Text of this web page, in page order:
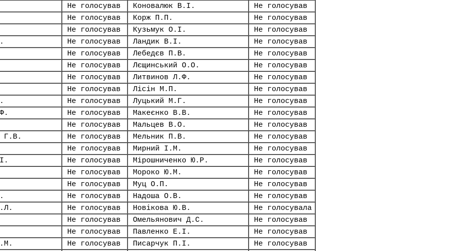
Не голосував Коновалюк В.І.
Не голосував
Не голосував Корж П.П.
Не голосував
Не голосував Кузьмук О.І.
Не голосував
Не голосував Ландик В.І.
Не голосував
Не голосував Лебедєв П.В.
Не голосував
Не голосував Лєщинський О.О.
Не голосував
Не голосував Литвинов Л.Ф.
Не голосував
Не голосував Лісін М.П.
Не голосував
Не голосував Луцький М.Г.
Не голосував
Не голосував Макеєнко В.В.
Не голосував
Не голосував Мальцев В.О.
Не голосував
Г.В.
Не голосував Мельник П.В.
Не голосував
Не голосував Мирний І.М.
Не голосував
Не голосував Мірошниченко Ю.Р.
Не голосував
Не голосував Мороко Ю.М.
Не голосував
Не голосував Муц О.П.
Не голосував
Не голосував Надоша О.В.
Не голосував
Не голосував Новікова Ю.В.
Не голосувала
Не голосував Омельянович Д.С.
Не голосував
Не голосував Павленко Е.І.
Не голосував
Не голосував Писарчук П.І.
Не голосував